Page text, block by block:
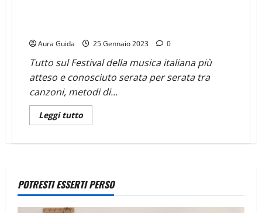
Aura Guida 25 Gennaio 2023 0
Tutto sul Festival della musica italiana più
atteso e conosciuto serata per serata tra
canzoni, metodi di...
Leggi tutto
POTRESTI ESSERTI PERSO